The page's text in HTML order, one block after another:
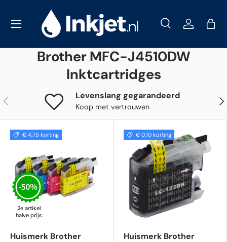
Ga naar inhoud
Zoeken
Zoeken
ZoekenInloggen
Tas
Menu
Brother MFC-J4510DW
Inktcartridges
Vorige Levenslang gegarandeerd
Koop met vertrouwen
2e artikel
halve prijs
€ 4,75 korting
Huismerk Brother
€ 0,10 korting
Huismerk Brother